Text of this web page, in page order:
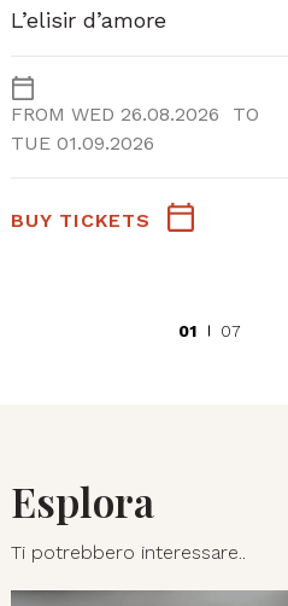
L’elisir d’amore
FROM WED 26.08.2026
TO
TUE 01.09.2026
BUY TICKETS
01 07
Esplora
Ti potrebbero interessare..